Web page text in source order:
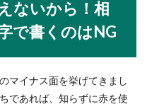
ときのマナー
ないから！相
で書くのはNG
マイナス面を挙げてきまし
であれば、知らずに赤を使